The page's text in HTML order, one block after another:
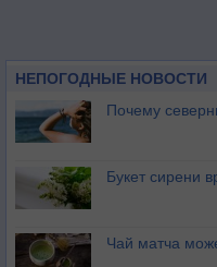
НЕПОГОДНЫЕ НОВОСТИ
Почему
Букет сирени
Чай матча